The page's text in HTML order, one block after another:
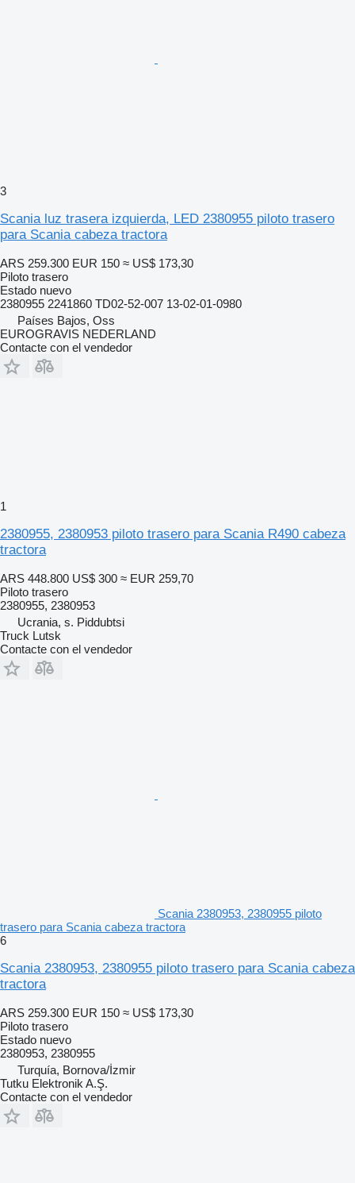
3
Scania luz trasera izquierda, LED 2380955 piloto trasero
para Scania cabeza tractora
ARS 259.300 EUR 150 ≈ US$ 173,30
Piloto trasero
Estado nuevo
2380955 2241860 TD02-52-007 13-02-01-0980
Países Bajos, Oss
EUROGRAVIS NEDERLAND
Contacte con el vendedor
1
2380955, 2380953 piloto trasero para Scania R490 cabeza
tractora
ARS 448.800 US$ 300 ≈ EUR 259,70
Piloto trasero
2380955, 2380953
Ucrania, s. Piddubtsi
Truck Lutsk
Contacte con el vendedor
Scania 2380953, 2380955 piloto
trasero para Scania cabeza tractora
6
Scania 2380953, 2380955 piloto trasero para Scania cabeza
tractora
ARS 259.300 EUR 150 ≈ US$ 173,30
Piloto trasero
Estado nuevo
2380953, 2380955
Turquía, Bornova/İzmir
Tutku Elektronik A.Ş.
Contacte con el vendedor